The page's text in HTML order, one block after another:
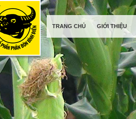
TRANG CHỦ GIỚI THIỆU